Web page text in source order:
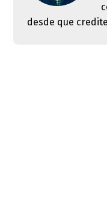
desde que